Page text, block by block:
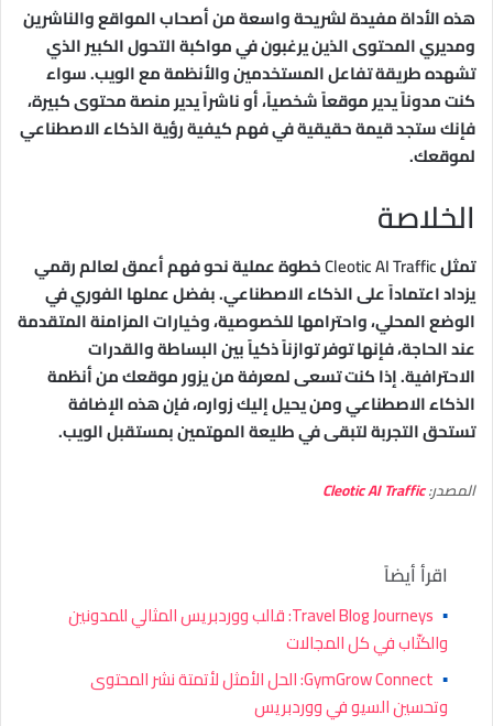
هذه الأداة مفيدة لشريحة واسعة من أصحاب المواقع والناشرين
ومديري المحتوى الذين يرغبون في مواكبة التحول الكبير الذي
تشهده طريقة تفاعل المستخدمين والأنظمة مع الويب. سواء
كنت مدوناً يدير موقعاً شخصياً، أو ناشراً يدير منصة محتوى كبيرة،
فإنك ستجد قيمة حقيقية في فهم كيفية رؤية الذكاء الاصطناعي
لموقعك.
الخلاصة
تمثلCleotic AI Trafficخطوة عملية نحو فهم أعمق لعالم رقمي
يزداد اعتماداً على الذكاء الاصطناعي. بفضل عملها الفوري في
الوضع المحلي، واحترامها للخصوصية، وخيارات المزامنة المتقدمة
عند الحاجة، فإنها توفر توازناً ذكياً بين البساطة والقدرات
الاحترافية. إذا كنت تسعى لمعرفة من يزور موقعك من أنظمة
الذكاء الاصطناعي ومن يحيل إليك زواره، فإن هذه الإضافة
تستحق التجربة لتبقى في طليعة المهتمين بمستقبل الويب.
المصدر:Cleotic AI Traffic
اقرأ أيضاً
▪
Travel Blog Journeys: قالب ووردبريس المثالي للمدونين
والكتّاب في كل المجالات
▪
GymGrow Connect: الحل الأمثل لأتمتة نشر المحتوى
وتحسين السيو في ووردبريس